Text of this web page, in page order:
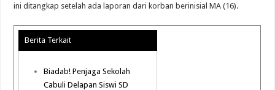
ini ditangkap setelah ada laporan dari korban berinisial MA (16).
Berita Terkait
Biadab! Penjaga Sekolah
Cabuli Delapan Siswi SD